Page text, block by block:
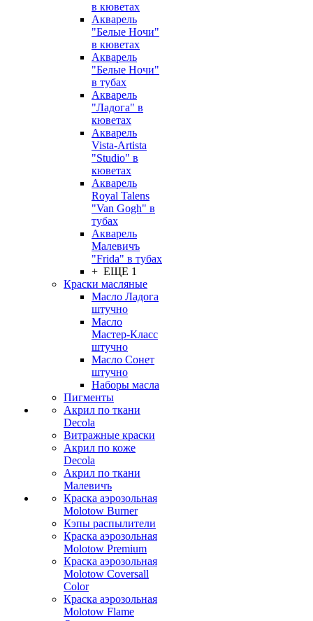
в кюветах
Акварель
"Белые Ночи"
в кюветах
Акварель
"Белые Ночи"
в тубах
Акварель
"Ладога" в
кюветах
Акварель
Vista-Artista
"Studio" в
кюветах
Акварель
Royal Talens
"Van Gogh" в
тубах
Акварель
Малевичъ
"Frida" в тубах
+ ЕЩЕ 1
Краски масляные
Масло Ладога
штучно
Масло
Мастер-Класс
штучно
Масло Сонет
штучно
Наборы масла
Пигменты
Акрил по ткани
Decola
Витражные краски
Акрил по коже
Decola
Акрил по ткани
Малевичъ
Краска аэрозольная
Molotow Burner
Кэпы распылители
Краска аэрозольная
Molotow Premium
Краска аэрозольная
Molotow Coversall
Color
Краска аэрозольная
Molotow Flame